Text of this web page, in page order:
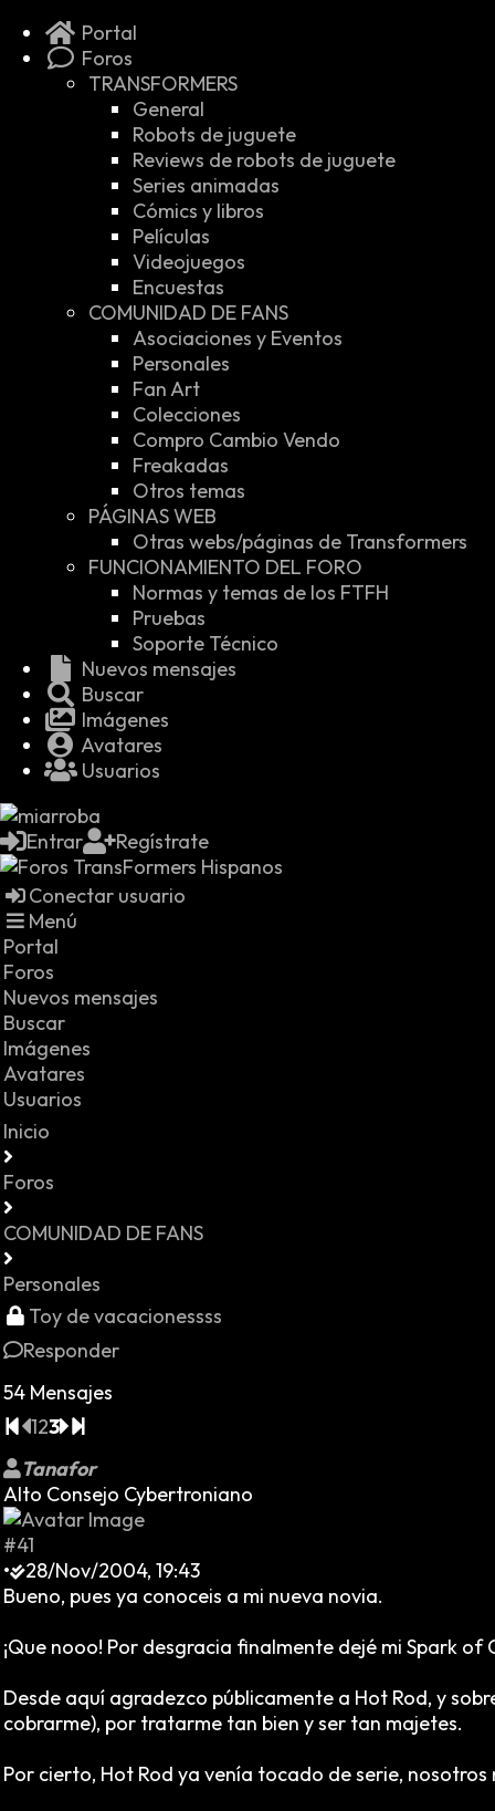
Portal
Foros
TRANSFORMERS
General
Robots de juguete
Reviews de robots de juguete
Series animadas
Cómics y libros
Películas
Videojuegos
Encuestas
COMUNIDAD DE FANS
Asociaciones y Eventos
Personales
Fan Art
Colecciones
Compro Cambio Vendo
Freakadas
Otros temas
PÁGINAS WEB
Otras webs/páginas de Transformers
FUNCIONAMIENTO DEL FORO
Normas y temas de los FTFH
Pruebas
Soporte Técnico
Nuevos mensajes
Buscar
Imágenes
Avatares
Usuarios
Entrar Regístrate
Conectar usuario
Menú
Portal
Foros
Nuevos mensajes
Buscar
Imágenes
Avatares
Usuarios
Inicio
Foros
COMUNIDAD DE FANS
Personales
Toy de vacacionessss
Responder
54 Mensajes
123
Tanafor
Alto Consejo Cybertroniano
#41
•
28/Nov/2004, 19:43
Bueno, pues ya conoceis a mi nueva novia.
¡Que nooo! Por desgracia finalmente dejé mi Spark
Desde aquí agradezco públicamente a Hot Rod, y
cobrarme), por tratarme tan bien y ser tan majetes.
Por cierto, Hot Rod ya venía tocado de serie,